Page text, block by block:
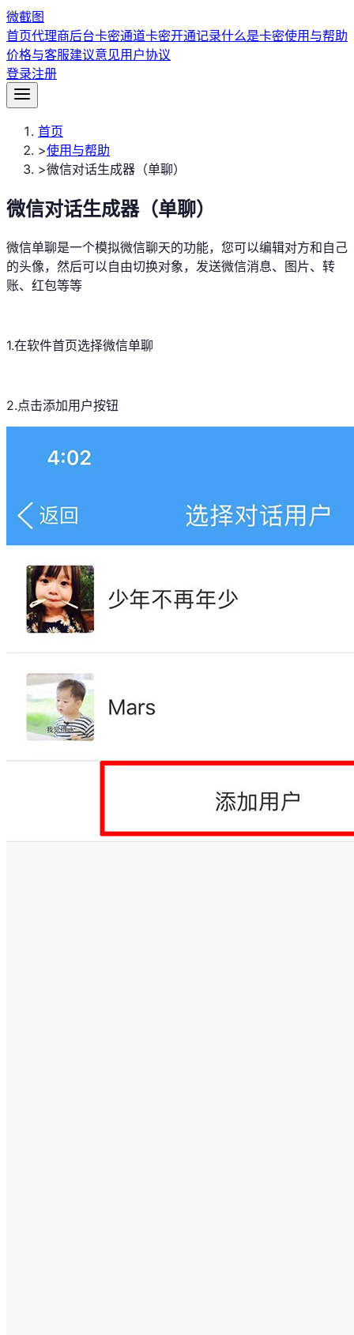
微截图
首页代理商后台卡密通道卡密开通记录什么是卡密使用与帮助
价格与客服建议意见用户协议
登录注册
首页
>使用与帮助
>微信对话生成器（单聊）
微信对话生成器（单聊）
微信单聊是一个模拟微信聊天的功能，您可以编辑对方和自己
的头像，然后可以自由切换对象，发送微信消息、图片、转
账、红包等等
1.在软件首页选择微信单聊
2.点击添加用户按钮